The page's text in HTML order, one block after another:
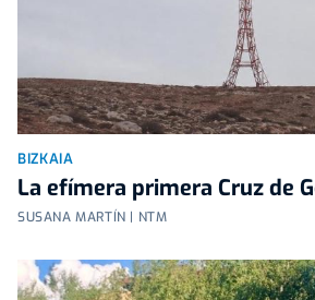
BIZKAIA
La efímera primera Cruz de
SUSANA MARTÍN | NTM